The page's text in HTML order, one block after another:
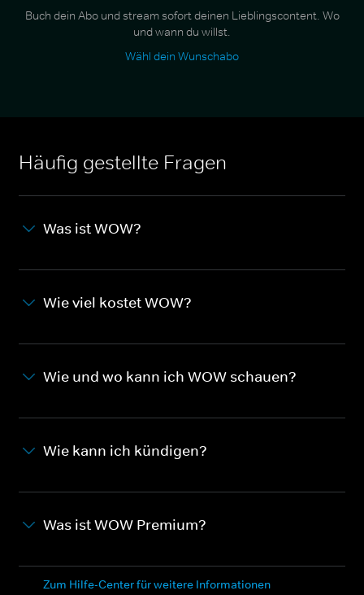
Buch dein Abo und stream sofort deinen Lieblingscontent. Wo
und wann du willst.
Wähl dein Wunschabo
Häufig gestellte Fragen
Was ist WOW?
Wie viel kostet WOW?
Wie und wo kann ich WOW schauen?
Wie kann ich kündigen?
Was ist WOW Premium?
Zum Hilfe-Center für weitere Informationen